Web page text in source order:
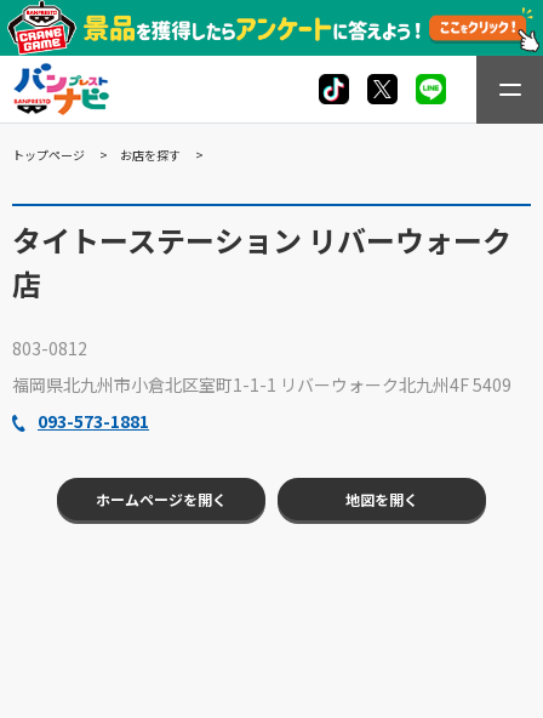
トップページ お店を探す
タイトーステーション リバーウォーク
店
803-0812
福岡県北九州市小倉北区室町1-1-1 リバーウォーク北九州4F 5409
093-573-1881
ホームページを開く 地図を開く